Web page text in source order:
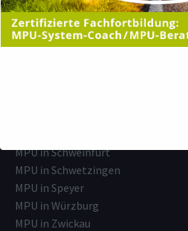
MPU in Lüneburg
MPU in Montabaur
MPU in Neumarkt
MPU in Schweinfurt
MPU in Schwetzingen
MPU in Speyer
MPU in Würzburg
MPU in Zwickau